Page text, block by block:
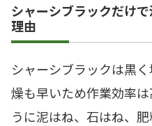
シャーシブラックだけ
理由
シャーシブラックは黒
燥も早いため作業効率
うに泥はね、石はね、